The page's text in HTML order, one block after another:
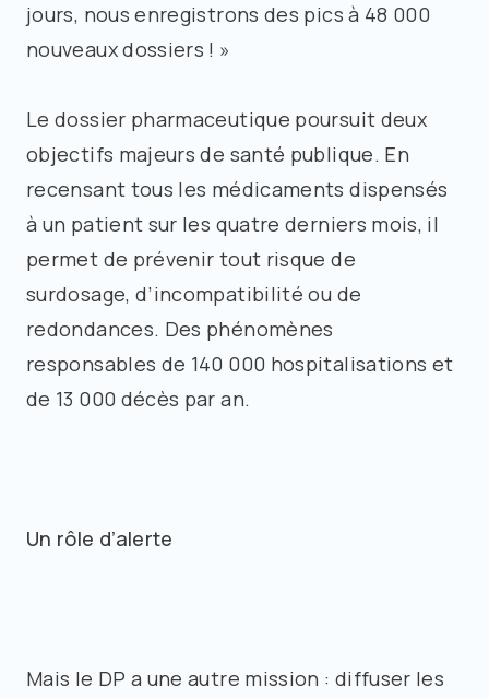
jours, nous enregistrons des pics à 48 000
nouveaux dossiers ! »
Le dossier pharmaceutique poursuit deux
objectifs majeurs de santé publique. En
recensant tous les médicaments dispensés
à un patient sur les quatre derniers mois, il
permet de prévenir tout risque de
surdosage, d’incompatibilité ou de
redondances. Des phénomènes
responsables de 140 000 hospitalisations et
de 13 000 décès par an.
Un rôle d’alerte
Mais le DP a une autre mission : diffuser les